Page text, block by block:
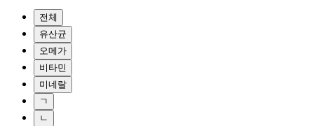
전체
유산균
오메가
비타민
미네랄
ㄱ
ㄴ